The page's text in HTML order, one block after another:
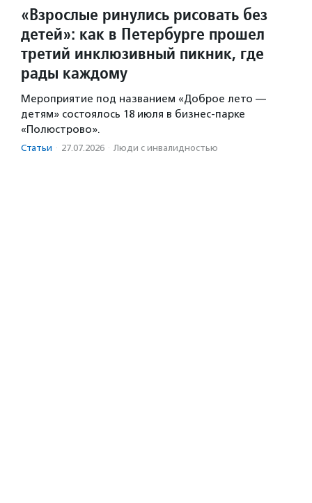
«Взрослые ринулись рисовать без
детей»: как в Петербурге прошел
третий инклюзивный пикник, где
рады каждому
Мероприятие под названием «Доброе лето —
детям» состоялось 18 июля в бизнес-парке
«Полюстрово».
Статьи · 27.07.2026 · Люди с инвалидностью